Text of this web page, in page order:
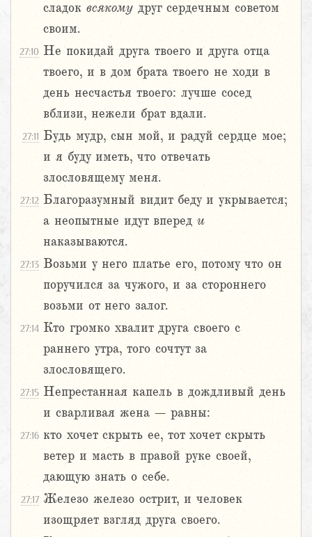
сладок всякому друг сердечным советом
своим.
27:10 Не покидай друга твоего и друга отца
твоего, и в дом брата твоего не ходи в
день несчастья твоего: лучше сосед
вблизи, нежели брат вдали.
27:11 Будь мудр, сын мой, и радуй сердце мое;
и я буду иметь, что отвечать
злословящему меня.
27:12 Благоразумный видит беду и укрывается;
а неопытные идут вперед и
наказываются.
27:13 Возьми у него платье его, потому что он
поручился за чужого, и за стороннего
возьми от него залог.
27:14 Кто громко хвалит друга своего с
раннего утра, того сочтут за
злословящего.
27:15 Непрестанная капель в дождливый день
и сварливая жена – равны:
27:16 кто хочет скрыть ее, тот хочет скрыть
ветер и масть в правой руке своей,
дающую знать о себе.
27:17 Железо железо острит, и человек
изощряет взгляд друга своего.